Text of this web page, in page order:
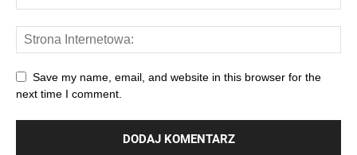
Save my name, email, and website in this browser for the
next time I comment.